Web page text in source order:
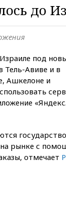
до
под
Тель-Авиве и в
Ашкелоне и
«Яндекс.
на рынке с
отмечает